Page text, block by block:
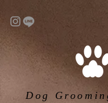
Dog